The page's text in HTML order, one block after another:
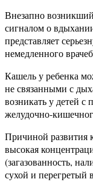
Внезапно
сигналом о
представляет
немедленного
Кашель у ребенка
не связанными с
возникать у детей с
желудочно-
Причиной развития
высокая
(загазованность,
сухой и перегретый